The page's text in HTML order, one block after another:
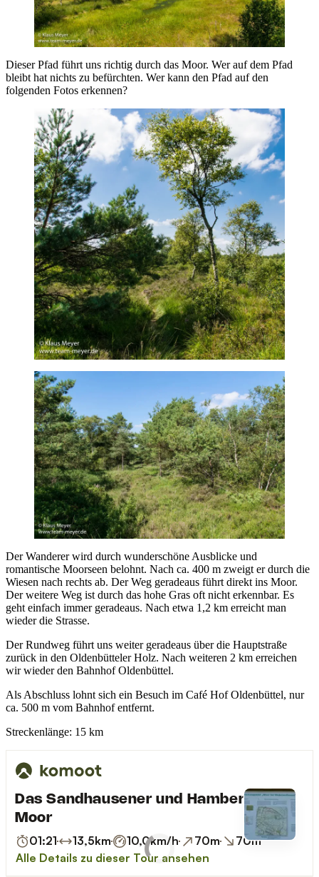
Dieser Pfad führt uns richtig durch das Moor. Wer auf dem Pfad
bleibt hat nichts zu befürchten. Wer kann den Pfad auf den
folgenden Fotos erkennen?
Der Wanderer wird durch wunderschöne Ausblicke und
romantische Moorseen belohnt. Nach ca. 400 m zweigt er durch die
Wiesen nach rechts ab. Der Weg geradeaus führt direkt ins Moor.
Der weitere Weg ist durch das hohe Gras oft nicht erkennbar. Es
geht einfach immer geradeaus. Nach etwa 1,2 km erreicht man
wieder die Strasse.
Der Rundweg führt uns weiter geradeaus über die Hauptstraße
zurück in den Oldenbütteler Holz. Nach weiteren 2 km erreichen
wir wieder den Bahnhof Oldenbüttel.
Als Abschluss lohnt sich ein Besuch im Café Hof Oldenbüttel, nur
ca. 500 m vom Bahnhof entfernt.
Streckenlänge: 15 km